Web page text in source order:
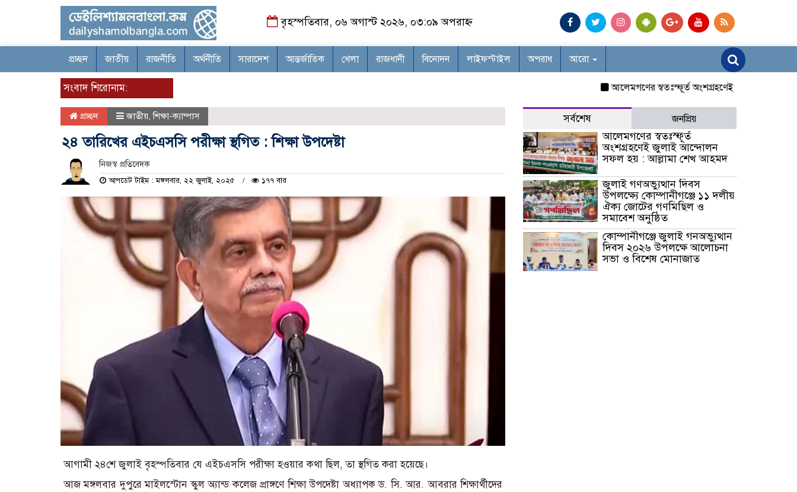
বৃহস্পতিবার, ০৬ অগাস্ট ২০২৬, ০৩:০৯ অপরাহ্ন
প্রচ্ছদ জাতীয় রাজনীতি অর্থনীতি সারাদেশ আন্তর্জাতিক খেলা রাজধানী বিনোদন লাইফস্টাইল অপরাধ আরো
সংবাদ শিরোনাম: আলেমগণের স্বতঃস্ফূর্ত অংশগ্রহণেই জুলাই আন্দোলন
প্রচ্ছদ জাতীয়,শিক্ষা-ক্যাম্পাস
২৪ তারিখের এইচএসসি পরীক্ষা স্থগিত : শিক্ষা উপদেষ্টা
নিজস্ব প্রতিবেদক
আপডেট টাইম : মঙ্গলবার, ২২ জুলাই, ২০২৫ ১৭৭ বার
আগামী ২৪শে জুলাই বৃহস্পতিবার যে এইচএসসি পরীক্ষা হওয়ার কথা ছিল, তা স্থগিত করা হয়েছে।
আজ মঙ্গলবার দুপুরে মাইলস্টোন স্কুল অ্যান্ড কলেজ প্রাঙ্গণে শিক্ষা উপদেষ্টা অধ্যাপক ড. সি. আর. আবরার শিক্ষার্থীদের
সর্বশেষ জনপ্রিয়
আলেমগণের স্বতঃস্ফূর্ত
অংশগ্রহণেই জুলাই আন্দোলন
সফল হয় : আল্লামা শেখ আহমদ
জুলাই গণঅভ্যুত্থান দিবস
উপলক্ষ্যে কোম্পানীগঞ্জে ১১ দলীয়
ঐক্য জোটের গণমিছিল ও
সমাবেশ অনুষ্ঠিত
কোম্পানীগঞ্জে জুলাই গনঅভ্যুত্থান
দিবস ২০২৬ উপলক্ষে আলোচনা
সভা ও বিশেষ মোনাজাত